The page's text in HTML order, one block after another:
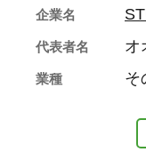
企業名
代表者名 オ
業種 そ